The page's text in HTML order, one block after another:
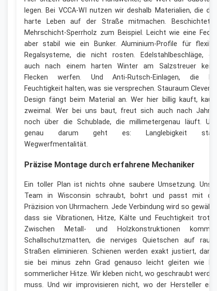
legen. Bei VCCA-WI nutzen wir deshalb Materialien, die
harte Leben auf der Straße mitmachen.
Mehrschicht-Sperrholz zum Beispiel. Leicht wie eine
aber stabil wie ein Bunker. Aluminium-Profile für
Regalsysteme, die nicht rosten. Edelstahlbeschläge,
auch nach einem harten Winter am Salzstreuer
Flecken werfen. Und Anti-Rutsch-Einlagen, die
Feuchtigkeit halten, was sie versprechen. Stauraum
Design fängt beim Material an. Wer hier billig kauft,
zweimal. Wer bei uns baut, freut sich auch nach
noch über die Schublade, die millimetergenau läuft.
genau darum geht es: Langlebigkeit
Wegwerfmentalität.
Präzise Montage durch erfahrene Mechaniker
Ein toller Plan ist nichts ohne saubere Umsetzung.
Team in Wisconsin schraubt, bohrt und passt mit
Präzision von Uhrmachern. Jede Verbindung wird so
dass sie Vibrationen, Hitze, Kälte und Feuchtigkeit
Zwischen Metall- und Holzkonstruktionen
Schallschutzmatten, die nerviges Quietschen auf
Straßen eliminieren. Schienen werden exakt justiert,
sie bei minus zehn Grad genauso leicht gleiten wie
sommerlicher Hitze. Wir kleben nicht, wo geschraubt
muss. Und wir improvisieren nicht, wo der Hersteller